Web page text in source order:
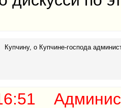
Купчину, о Купчине-господа